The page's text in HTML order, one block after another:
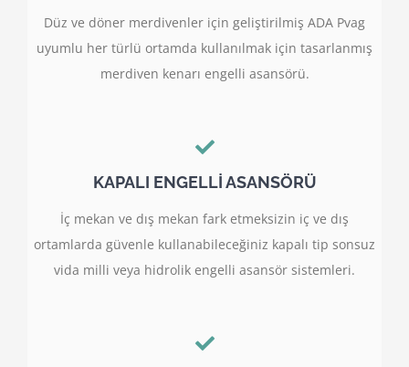
Düz ve döner merdivenler için geliştirilmiş ADA Pvag
uyumlu her türlü ortamda kullanılmak için tasarlanmış
merdiven kenarı engelli asansörü.
KAPALI ENGELLİ ASANSÖRÜ
İç mekan ve dış mekan fark etmeksizin iç ve dış
ortamlarda güvenle kullanabileceğiniz kapalı tip sonsuz
vida milli veya hidrolik engelli asansör sistemleri.